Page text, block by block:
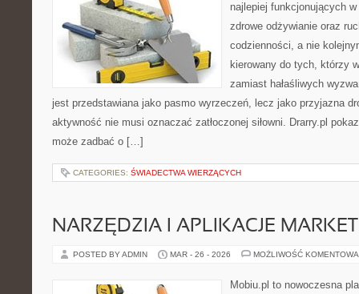
najlepiej funkcjonujących
zdrowe odżywianie oraz
codzienności, a nie
kierowany do tych, którzy
zamiast hałaśliwych
jest przedstawiana jako pasmo wyrzeczeń, lecz jako przyjazna
aktywność nie musi oznaczać zatłoczonej siłowni. Drarry.pl
może zadbać o […]
CATEGORIES: ŚWIADECTWA WIERZĄCYCH
NARZĘDZIA I APLIKACJE
POSTED BY ADMIN MAR - 26 - 2026 MOŻLIWOŚĆ
Mobiu.pl to nowoczesna